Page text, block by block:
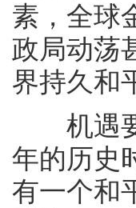
素，全球
政局动荡
界持久和
机遇要
年的历史
有一个和